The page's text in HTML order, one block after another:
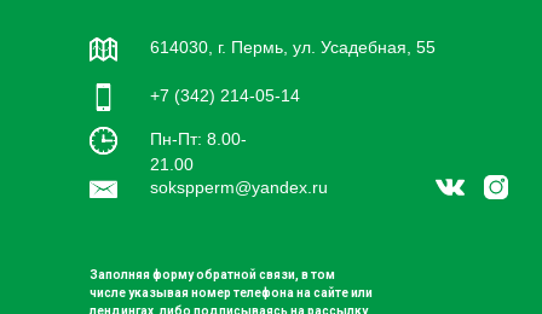
614030, г. Пермь, ул. Усадебная, 55
Пн-Пт: 8.00-
21.00
+7 (342) 214-05-14
sokspperm@yandex.ru
Заполняя форму обратной связи, в том
числе указывая номер телефона на сайте или
лендингах, либо подписываясь на рассылку,